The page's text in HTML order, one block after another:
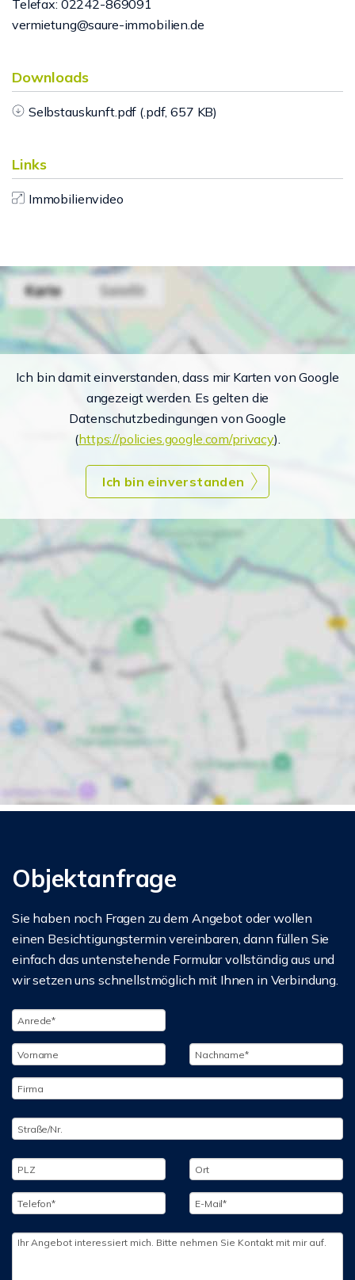
Telefax: 02242-869091
vermietung@saure-immobilien.de
Downloads
Selbstauskunft.pdf (.pdf, 657 KB)
Links
Immobilienvideo
Ich bin damit einverstanden, dass mir Karten von Google
angezeigt werden. Es gelten die
Datenschutzbedingungen von Google
(https://policies.google.com/privacy).
Ich bin einverstanden
Objektanfrage
Sie haben noch Fragen zu dem Angebot oder wollen
einen Besichtigungstermin vereinbaren, dann füllen Sie
einfach das untenstehende Formular vollständig aus und
wir setzen uns schnellstmöglich mit Ihnen in Verbindung.